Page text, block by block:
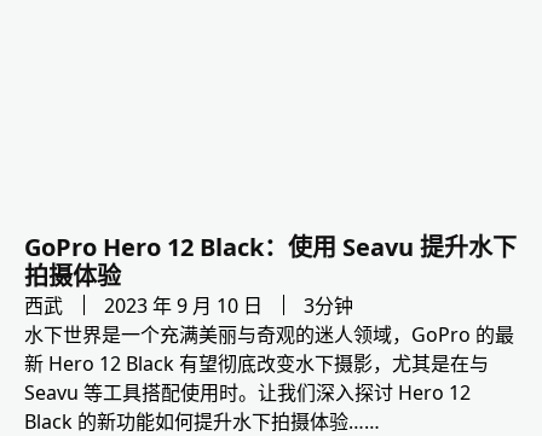
GoPro Hero 12 Black：使用 Seavu 提升水下
拍摄体验
西武 2023 年 9 月 10 日
3分钟
水下世界是一个充满美丽与奇观的迷人领域，GoPro 的最
新 Hero 12 Black 有望彻底改变水下摄影，尤其是在与
Seavu 等工具搭配使用时。让我们深入探讨 Hero 12
Black 的新功能如何提升水下拍摄体验……